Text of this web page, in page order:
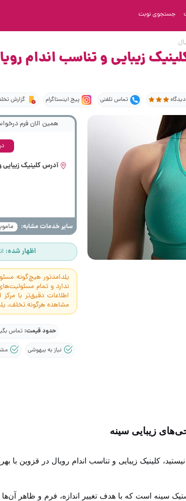
جستجوی نوبت
زیبایی و تناسب اندام
تماس تلفنی پیج اینستاگرام گزارش
همین الان فرم
آدرس کلینیک زیبایی
سایر خدمات مشابه:
اظهار شده:
یلدامدتور هیچ‌گونه
ندارد و تمام
اطلاعات دقیق‌تر با
مشاهده هرگونه تخلف،
حدود قیمت: تماس
نیاز به بیهوشی
زیبایی سینه
کلینیک زیبایی و تناسب اندام رویال در قزوین با
سینه است که با هدف تغییر اندازه، فرم و ظاهر